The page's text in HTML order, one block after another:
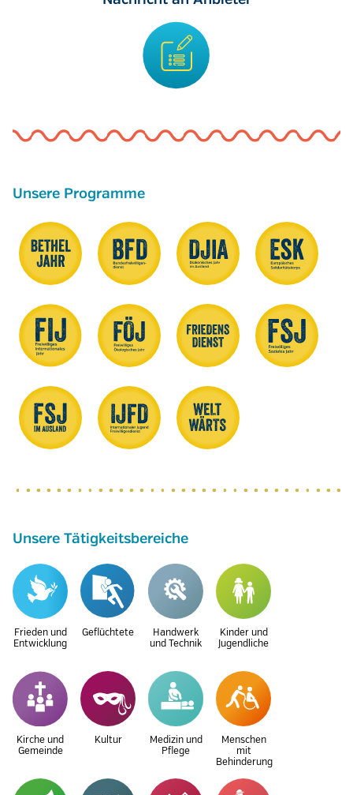
Unsere Programme
Unsere Tätigkeitsbereiche
Frieden und
Entwicklung
Geflüchtete
Handwerk
und Technik
Kinder und
Jugendliche
Kirche und
Gemeinde
Kultur
Medizin und
Pflege
Menschen
mit
Behinderung